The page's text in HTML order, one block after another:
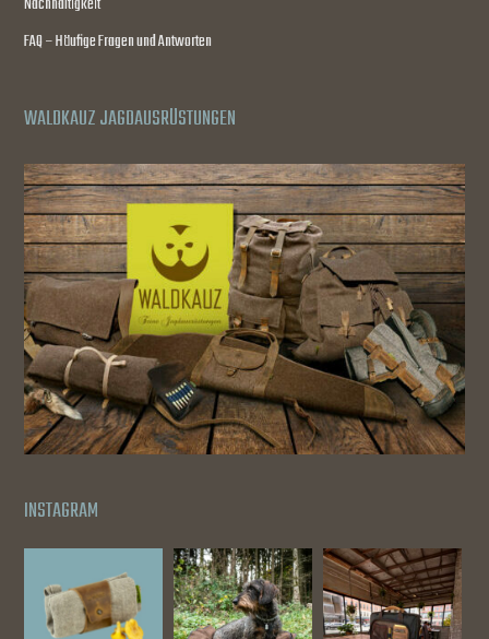
FAQ – Häufige Fragen und Antworten
WALDKAUZ JAGDAUSRÜSTUNGEN
INSTAGRAM